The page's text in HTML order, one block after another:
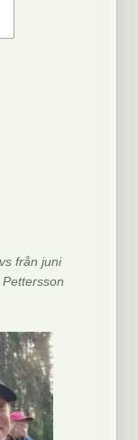
från juni